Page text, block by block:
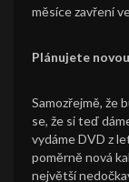
měsíce zavření
Plánujete
Samozřejmě, že
se, že si teď
vydáme DVD z
poměrně nová
největší